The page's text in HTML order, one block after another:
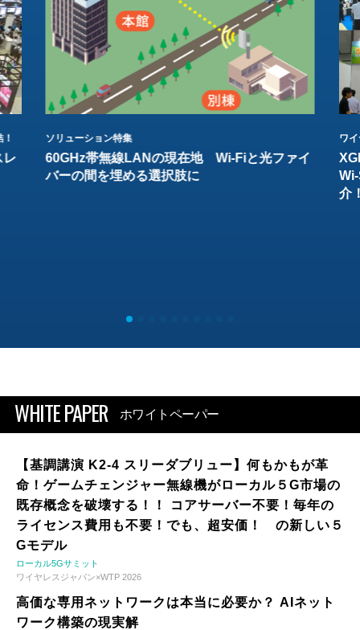
レ
ソリューション特集
60GHz帯無線LANの現在地 Wi-Fiと光ファイ
バーの間を埋める選択肢に
ワ
介
WHITE PAPER ホワイトペーパー
【基調講演 K2-4 スリーダブリュー】何もかもが革
命！ゲームチェンジャー無線機がローカル５G市場の
既存概念を破壊する！！ コアサーバー不要！毎年の
ライセンス費用も不要！でも、超安価！ の新しい５
Gモデル
ローカル5Gサミット
ワイヤレスジャパン×WTP 2026
高価な専用ネットワークは本当に必要か？ AIネット
ワーク構築の現実解